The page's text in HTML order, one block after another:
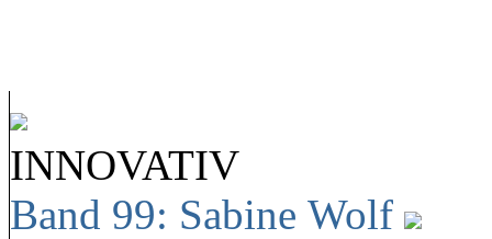
INNOVATIV
Band 99: Sabine Wolf